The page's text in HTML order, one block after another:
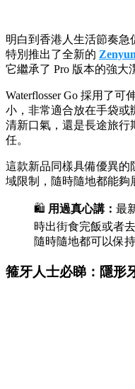
明白到香港人生活節奏急
特別推出了全新的
它繼承了 Pro 版本的強大
Waterflosser Go 採用了
小，非常適合放在手袋或
清新口氣，還是長途旅行
任。
這款新品同樣具備優異的
域限制，隨時隨地都能夠
🛍️ 用過真心講： 最
時出街食完飯或者
隨時隨地都可以保
箍牙人士必睇：隱形